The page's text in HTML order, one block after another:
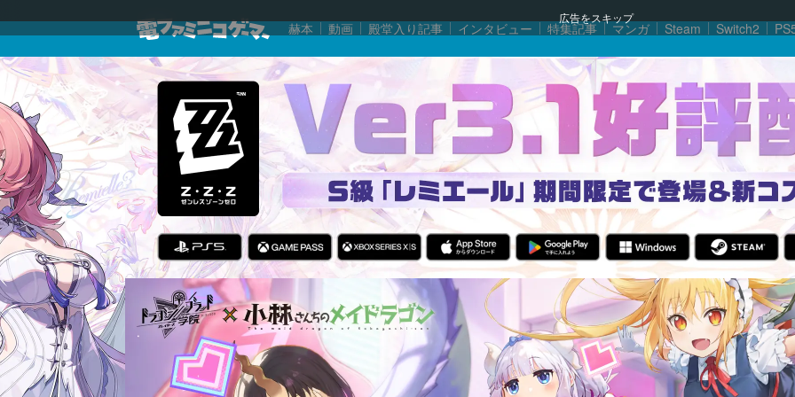
広告をスキップ
赫本 動画 殿堂入り記事 インタビュー 特集記事 マンガ Steam Switch2